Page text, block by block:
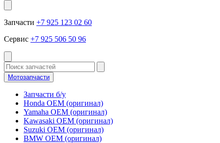
Запчасти +7 925 123 02 60
Сервис +7 925 506 50 96
Мотозапчасти
Запчасти б/у
Honda OEM (оригинал)
Yamaha OEM (оригинал)
Kawasaki OEM (оригинал)
Suzuki OEM (оригинал)
BMW OEM (оригинал)